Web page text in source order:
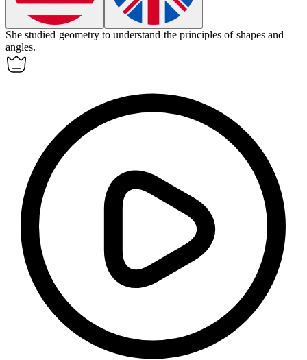
She studied geometry to understand the principles of shapes and
angles.